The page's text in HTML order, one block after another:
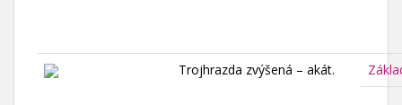
Trojhrazda zvýšená – akát.